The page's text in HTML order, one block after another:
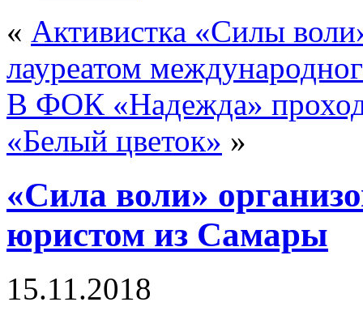
« Активистка «Силы
лауреатом
В ФОК «Надежда»
«Белый цветок» »
«Сила воли»
юристом из Самары
15.11.2018